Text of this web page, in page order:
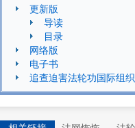
更新版
导读
目录
网络版
电子书
追查迫害法轮功国际组